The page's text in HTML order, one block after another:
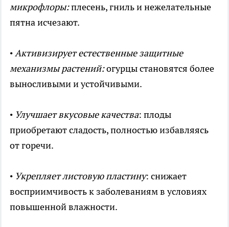
микрофлоры:плесень, гниль и нежелательные
пятна исчезают.
•Активизирует естественные защитные
механизмы растений:огурцы становятся более
выносливыми и устойчивыми.
• Улучшает вкусовые качества: плоды
приобретают сладость, полностью избавляясь
от горечи.
• Укрепляет листовую пластину: снижает
восприимчивость к заболеваниям в условиях
повышенной влажности.